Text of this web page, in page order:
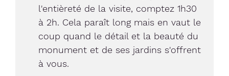
l'entièreté de la visite, comptez 1h30
à 2h. Cela paraît long mais en vaut le
coup quand le détail et la beauté du
monument et de ses jardins s'offrent
à vous.